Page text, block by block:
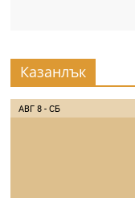
Казанлък
АВГ 8 - СБ